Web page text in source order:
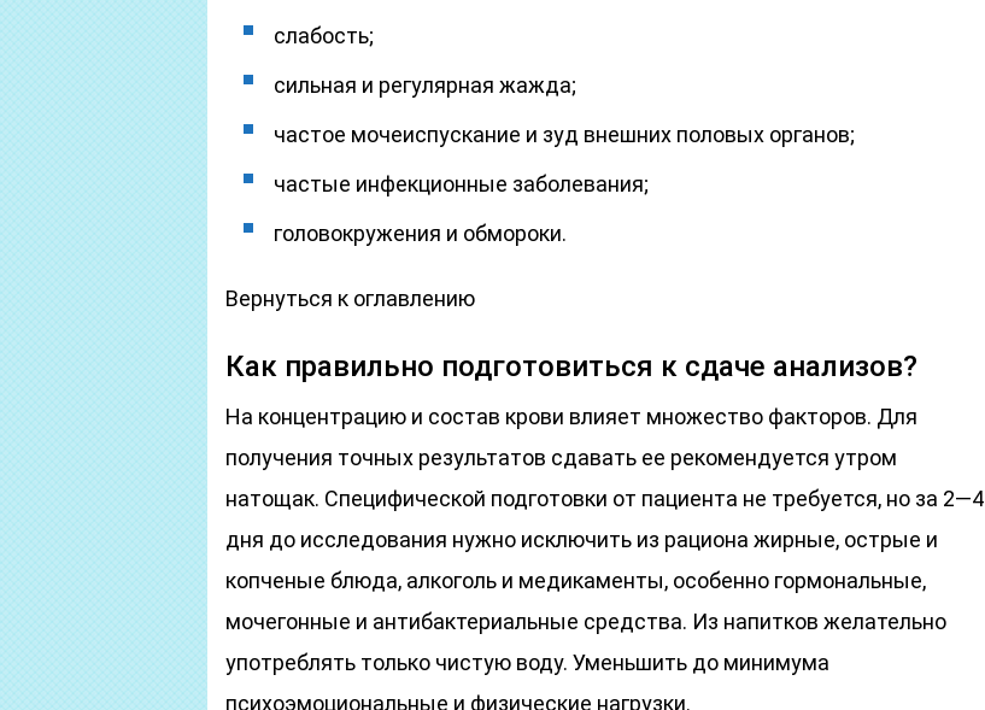
слабость;
сильная и регулярная жажда;
частое мочеиспускание и зуд внешних половых органов;
частые инфекционные заболевания;
головокружения и обмороки.
Вернуться к оглавлению
Как правильно подготовиться к сдаче анализов?
На концентрацию и состав крови влияет множество факторов. Для
получения точных результатов сдавать ее рекомендуется утром
натощак. Специфической подготовки от пациента не требуется, но за 2—4
дня до исследования нужно исключить из рациона жирные, острые и
копченые блюда, алкоголь и медикаменты, особенно гормональные,
мочегонные и антибактериальные средства. Из напитков желательно
употреблять только чистую воду. Уменьшить до минимума
психоэмоциональные и физические нагрузки.